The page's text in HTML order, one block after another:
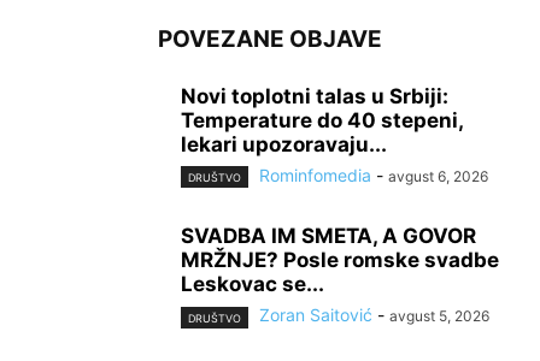
POVEZANE OBJAVE
Novi toplotni talas u Srbiji:
Temperature do 40 stepeni,
lekari upozoravaju...
DRUŠTVO Rominfomedia - avgust 6, 2026
SVADBA IM SMETA, A GOVOR
MRŽNJE? Posle romske svadbe
Leskovac se...
DRUŠTVO Zoran Saitović - avgust 5, 2026